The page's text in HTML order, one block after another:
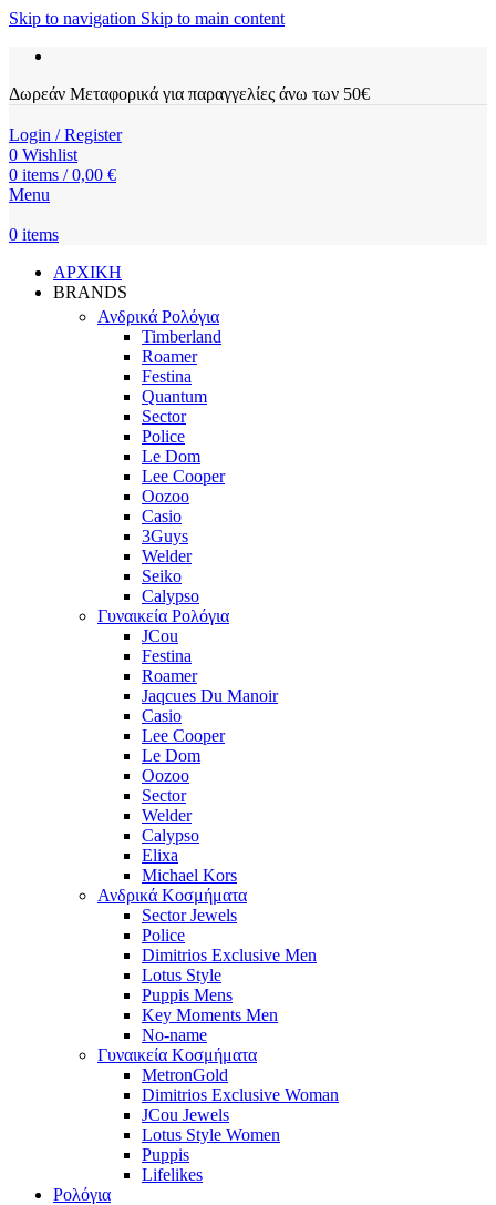
Skip to navigation Skip to main content
Δωρεάν Μεταφορικά για παραγγελίες άνω των 50€
Login / Register
0 Wishlist
0 items / 0,00 €
Menu
0 items
ΑΡΧΙΚΗ
BRANDS
Ανδρικά Ρολόγια
Timberland
Roamer
Festina
Quantum
Sector
Police
Le Dom
Lee Cooper
Oozoo
Casio
3Guys
Welder
Seiko
Calypso
Γυναικεία Ρολόγια
JCou
Festina
Roamer
Jaqcues Du Manoir
Casio
Lee Cooper
Le Dom
Oozoo
Sector
Welder
Calypso
Elixa
Michael Kors
Ανδρικά Κοσμήματα
Sector Jewels
Police
Dimitrios Exclusive Men
Lotus Style
Puppis Mens
Key Moments Men
No-name
Γυναικεία Κοσμήματα
MetronGold
Dimitrios Exclusive Woman
JCou Jewels
Lotus Style Women
Puppis
Lifelikes
Ρολόγια